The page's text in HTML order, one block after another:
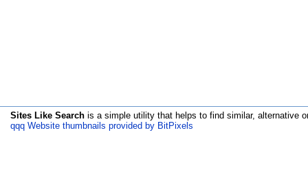
Sites Like Search is a simple utility that helps to find similar, alternative
qqq Website thumbnails provided by BitPixels